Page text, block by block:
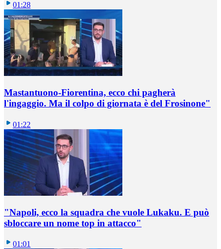
01:28
Mastantuono-Fiorentina, ecco chi pagherà
l'ingaggio. Ma il colpo di giornata è del Frosinone"
01:22
"Napoli, ecco la squadra che vuole Lukaku. E può
sbloccare un nome top in attacco"
01:01